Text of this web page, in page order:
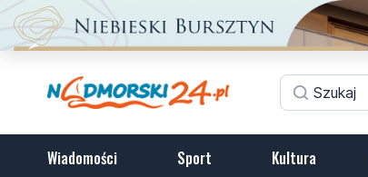
Wiadomości Sport Kultura